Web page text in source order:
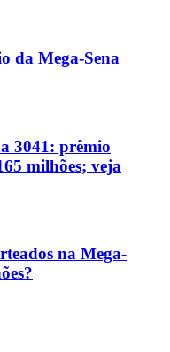
da Mega-Sena
3041: prêmio
milhões; veja
na Mega-